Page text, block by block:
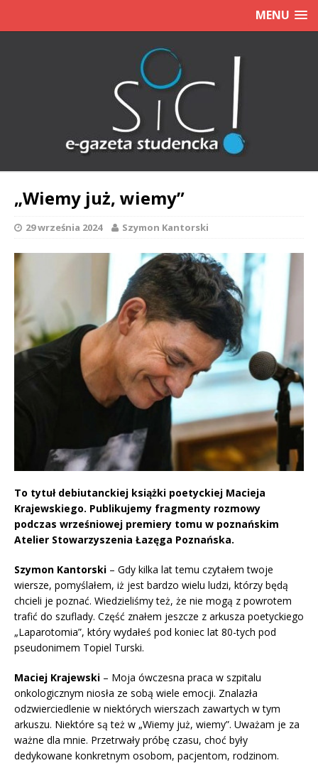
MENU
„Wiemy już, wiemy”
29 września 2024 Szymon Kantorski
To tytuł debiutanckiej książki poetyckiej Macieja
Krajewskiego. Publikujemy fragmenty rozmowy
podczas wrześniowej premiery tomu w poznańskim
Atelier Stowarzyszenia Łazęga Poznańska.
Szymon Kantorski – Gdy kilka lat temu czytałem twoje
wiersze, pomyślałem, iż jest bardzo wielu ludzi, którzy będą
chcieli je poznać. Wiedzieliśmy też, że nie mogą z powrotem
trafić do szuflady. Część znałem jeszcze z arkusza poetyckiego
„Laparotomia”, który wydałeś pod koniec lat 80-tych pod
pseudonimem Topiel Turski.
Maciej Krajewski – Moja ówczesna praca w szpitalu
onkologicznym niosła ze sobą wiele emocji. Znalazła
odzwierciedlenie w niektórych wierszach zawartych w tym
arkuszu. Niektóre są też w „Wiemy już, wiemy”. Uważam je za
ważne dla mnie. Przetrwały próbę czasu, choć były
dedykowane konkretnym osobom, pacjentom, rodzinom.